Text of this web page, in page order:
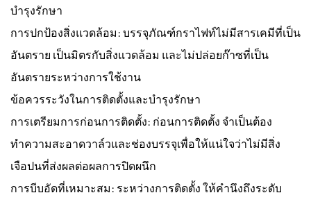
บำรุงรักษา
การปกป้องสิ่งแวดล้อม: บรรจุภัณฑ์กราไฟท์ไม่มีสารเคมีที่เป็น
อันตราย เป็นมิตรกับสิ่งแวดล้อม และไม่ปล่อยก๊าซที่เป็น
อันตรายระหว่างการใช้งาน
ข้อควรระวังในการติดตั้งและบำรุงรักษา
การเตรียมการก่อนการติดตั้ง: ก่อนการติดตั้ง จำเป็นต้อง
ทำความสะอาดวาล์วและช่องบรรจุเพื่อให้แน่ใจว่าไม่มีสิ่ง
เจือปนที่ส่งผลต่อผลการปิดผนึก
การบีบอัดที่เหมาะสม: ระหว่างการติดตั้ง ให้คำนึงถึงระดับ